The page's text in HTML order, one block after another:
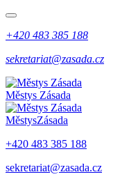
+420 483 385 188
sekretariat@zasada.cz
Městys Zásada
MěstysZásada
+420 483 385 188
sekretariat@zasada.cz